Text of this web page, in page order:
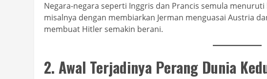
Negara-negara seperti Inggris dan Prancis semula
misalnya dengan membiarkan Jerman menguasai Austria
membuat Hitler semakin berani.
2. Awal Terjadinya Perang Dunia